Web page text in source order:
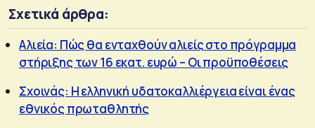
Σχετικά άρθρα:
Αλιεία: Πώς θα ενταχθούν αλιείς στο πρόγραμμα
στήριξης των 16 εκατ. ευρώ – Οι προϋποθέσεις
Σχοινάς: Η ελληνική υδατοκαλλιέργεια είναι ένας
εθνικός πρωταθλητής